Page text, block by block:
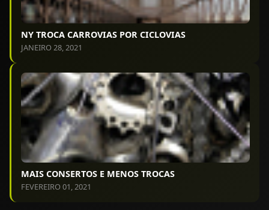
NY TROCA CARROVIAS POR CICLOVIAS
JANEIRO 28, 2021
MAIS CONSERTOS E MENOS TROCAS
FEVEREIRO 01, 2021